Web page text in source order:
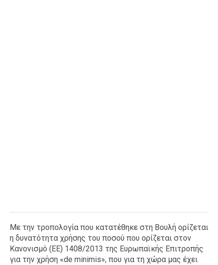
Με την τροπολογία που κατατέθηκε στη Βουλή ορίζεται
η δυνατότητα χρήσης του ποσού που ορίζεται στον
Κανονισμό (EE) 1408/2013 της Ευρωπαϊκής Επιτροπής
για την χρήση «de minimis», που για τη χώρα μας έχει